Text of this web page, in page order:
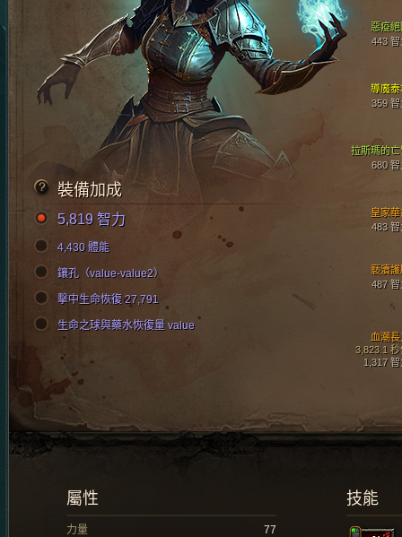
導魔泰
359 智
拉斯瑪的亡
680 智
惡疫絕
443 智
褻瀆護
487 智
血潮長
3,823.1 秒
1,317 智
皇家華
483 智
裝備加成
5,819 智力
4,430 體能
鑲孔（value-value2）
擊中生命恢復 27,791
生命之球與藥水恢復量 value
技能
屬性
力量
77